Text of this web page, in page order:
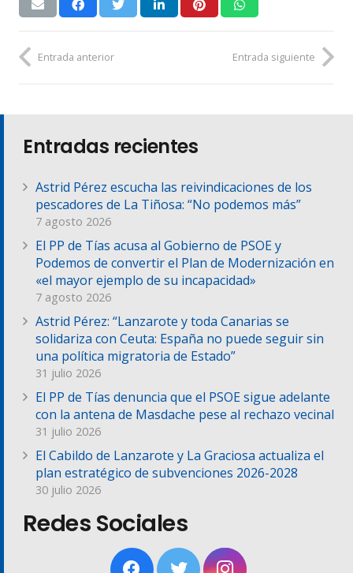
Entrada anterior Entrada siguiente
Entradas recientes
Astrid Pérez escucha las reivindicaciones de los
pescadores de La Tiñosa: “No podemos más”
7 agosto 2026
El PP de Tías acusa al Gobierno de PSOE y
Podemos de convertir el Plan de Modernización en
«el mayor ejemplo de su incapacidad»
7 agosto 2026
Astrid Pérez: “Lanzarote y toda Canarias se
solidariza con Ceuta: España no puede seguir sin
una política migratoria de Estado”
31 julio 2026
El PP de Tías denuncia que el PSOE sigue adelante
con la antena de Masdache pese al rechazo vecinal
31 julio 2026
El Cabildo de Lanzarote y La Graciosa actualiza el
plan estratégico de subvenciones 2026-2028
30 julio 2026
Redes Sociales